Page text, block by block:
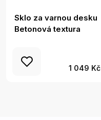
Sklo za varnou desku
Betonová textura
1 049 Kč